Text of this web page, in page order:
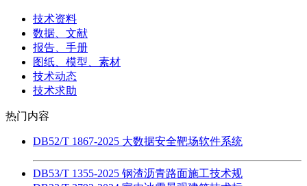
技术资料
数据、文献
报告、手册
图纸、模型、素材
技术动态
技术求助
热门内容
DB52/T 1867-2025 大数据安全靶场软件系统
DB53/T 1355-2025 钢渣沥青路面施工技术规